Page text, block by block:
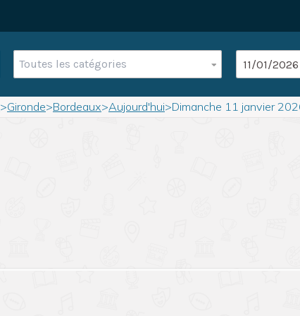
Toutes les catégories
>Gironde>Bordeaux>Aujourd'hui>Dimanche 11 janvier